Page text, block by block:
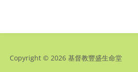
Copyright © 2026 基督教豐盛生命堂